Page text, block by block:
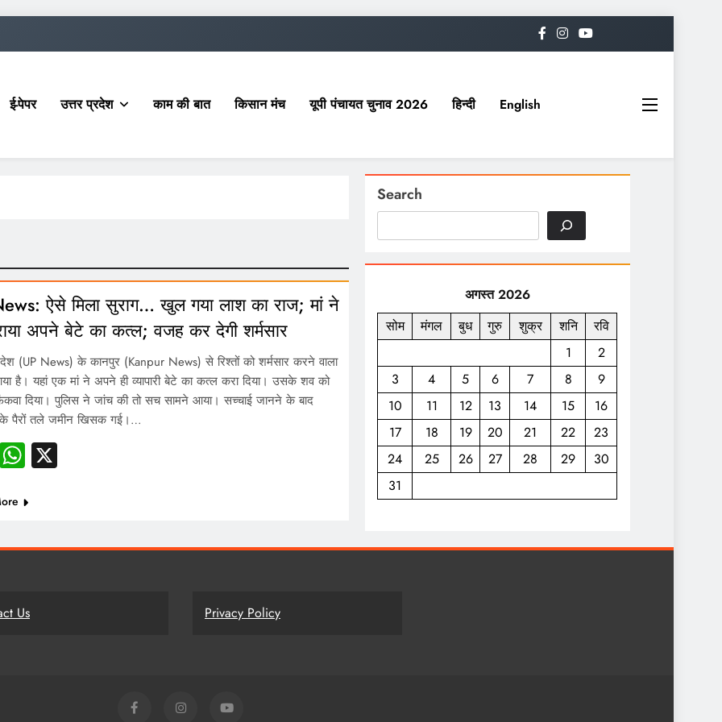
ई-पेपर उत्तर प्रदेश काम की बात किसान मंच यूपी पंचायत चुनाव 2026 हिन्दी English
ऐसे मिला सुराग… खुल गया लाश का राज; मां ने
अपने बेटे का कत्ल; वजह कर देगी शर्मसार
(UP News) के कानपुर (Kanpur News) से रिश्तों को शर्मसार करने वाला
है। यहां एक मां ने अपने ही व्यापारी बेटे का कत्ल करा दिया। उसके शव को
दिया। पुलिस ने जांच की तो सच सामने आया। सच्चाई जानने के बाद
के पैरों तले जमीन खिसक गई।…
WhatsApp
X
Search
अगस्त 2026
सोम
मंगल बुध गुरु शुक्र शनि
रवि
1
2
3
4 5 6 7 8
9
10
11 12 13 14 15
16
17
18 19 20 21 22
23
24
25 26 27 28 29
30
31
Us Privacy Policy